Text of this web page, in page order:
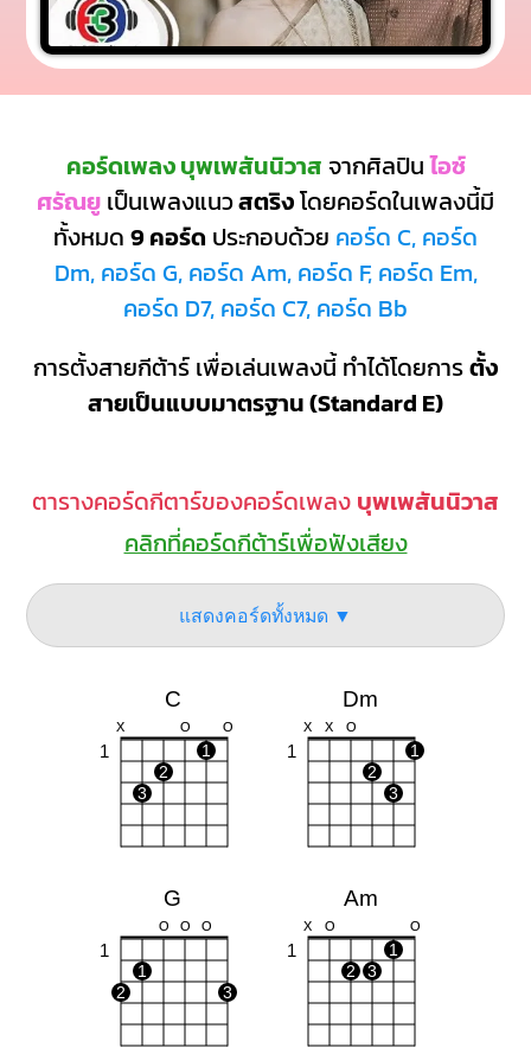
คอร์ดเพลง บุพเพสันนิวาส จากศิลปินไอซ์
ศรัณยู เป็นเพลงแนวสตริงโดยคอร์ดในเพลงนี้มี
ทั้งหมด 9 คอร์ด ประกอบด้วย คอร์ด C, คอร์ด
Dm, คอร์ด G, คอร์ด Am, คอร์ด F, คอร์ด Em,
คอร์ด D7, คอร์ด C7, คอร์ด Bb
การตั้งสายกีต้าร์ เพื่อเล่นเพลงนี้ ทำได้โดยการตั้ง
สายเป็นแบบมาตรฐาน (Standard E)
ตารางคอร์ดกีตาร์ของคอร์ดเพลง บุพเพสันนิวาส
คลิกที่คอร์ดกีต้าร์เพื่อฟังเสียง
แสดงคอร์ดทั้งหมด ▼
C
X O O
1
1
2
3
Dm
X X O
1
1
2
3
G
O O O
1
1
2
3
Am
X O O
1
1
2
3